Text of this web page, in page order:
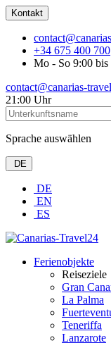
Kontakt
+34 675 400 700
Mo - So 9:00
contact@canarias-
21:00 Uhr
Sprache auswählen
DE
DE
EN
ES
Ferienobjekte
Reiseziele
Gran
La Palma
Teneriffa
Lanzarote